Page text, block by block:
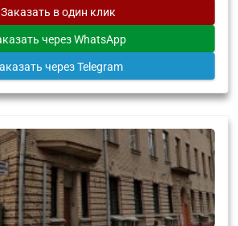
Заказать в один клик
через WhatsApp
через Telegram